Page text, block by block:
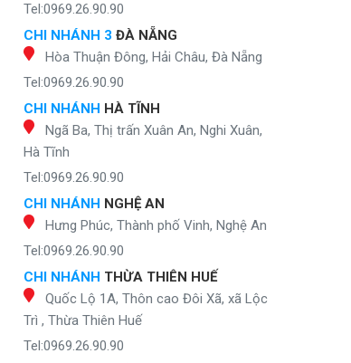
Tel:0969.26.90.90
CHI NHÁNH 3 ĐÀ NẴNG
Hòa Thuận Đông, Hải Châu, Đà Nẵng
Tel:0969.26.90.90
CHI NHÁNH HÀ TĨNH
Ngã Ba, Thị trấn Xuân An, Nghi Xuân,
Hà Tĩnh
Tel:0969.26.90.90
CHI NHÁNH NGHỆ AN
Hưng Phúc, Thành phố Vinh, Nghệ An
Tel:0969.26.90.90
CHI NHÁNH THỪA THIÊN HUẾ
Quốc Lộ 1A, Thôn cao Đôi Xã, xã Lộc
Trì , Thừa Thiên Huế
Tel:0969.26.90.90